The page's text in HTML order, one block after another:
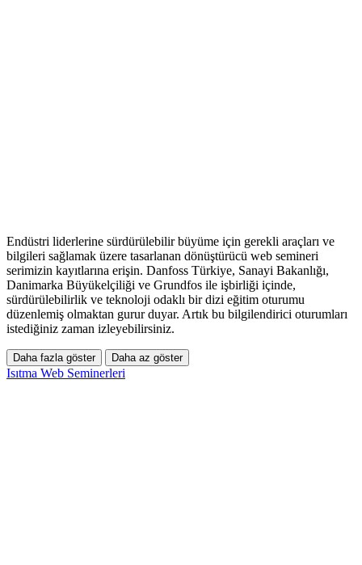
Endüstri liderlerine sürdürülebilir büyüme için gerekli araçları ve
bilgileri sağlamak üzere tasarlanan dönüştürücü web semineri
serimizin kayıtlarına erişin. Danfoss Türkiye, Sanayi Bakanlığı,
Danimarka Büyükelçiliği ve Grundfos ile işbirliği içinde,
sürdürülebilirlik ve teknoloji odaklı bir dizi eğitim oturumu
düzenlemiş olmaktan gurur duyar. Artık bu bilgilendirici oturumları
istediğiniz zaman izleyebilirsiniz.
Daha fazla göster Daha az göster
Isıtma Web Seminerleri